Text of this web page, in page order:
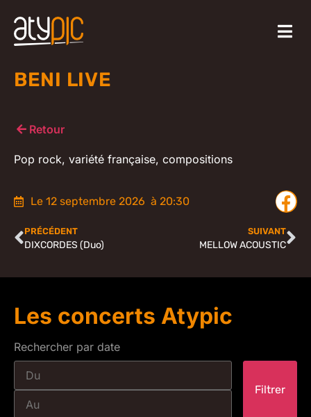
BENI LIVE
Retour
Pop rock, variété française, compositions
Le 12 septembre 2026 à 20:30
PRÉCÉDENT
DIXCORDES (Duo)
SUIVANT
MELLOW ACOUSTIC
Les concerts Atypic
Rechercher par date
Filtrer